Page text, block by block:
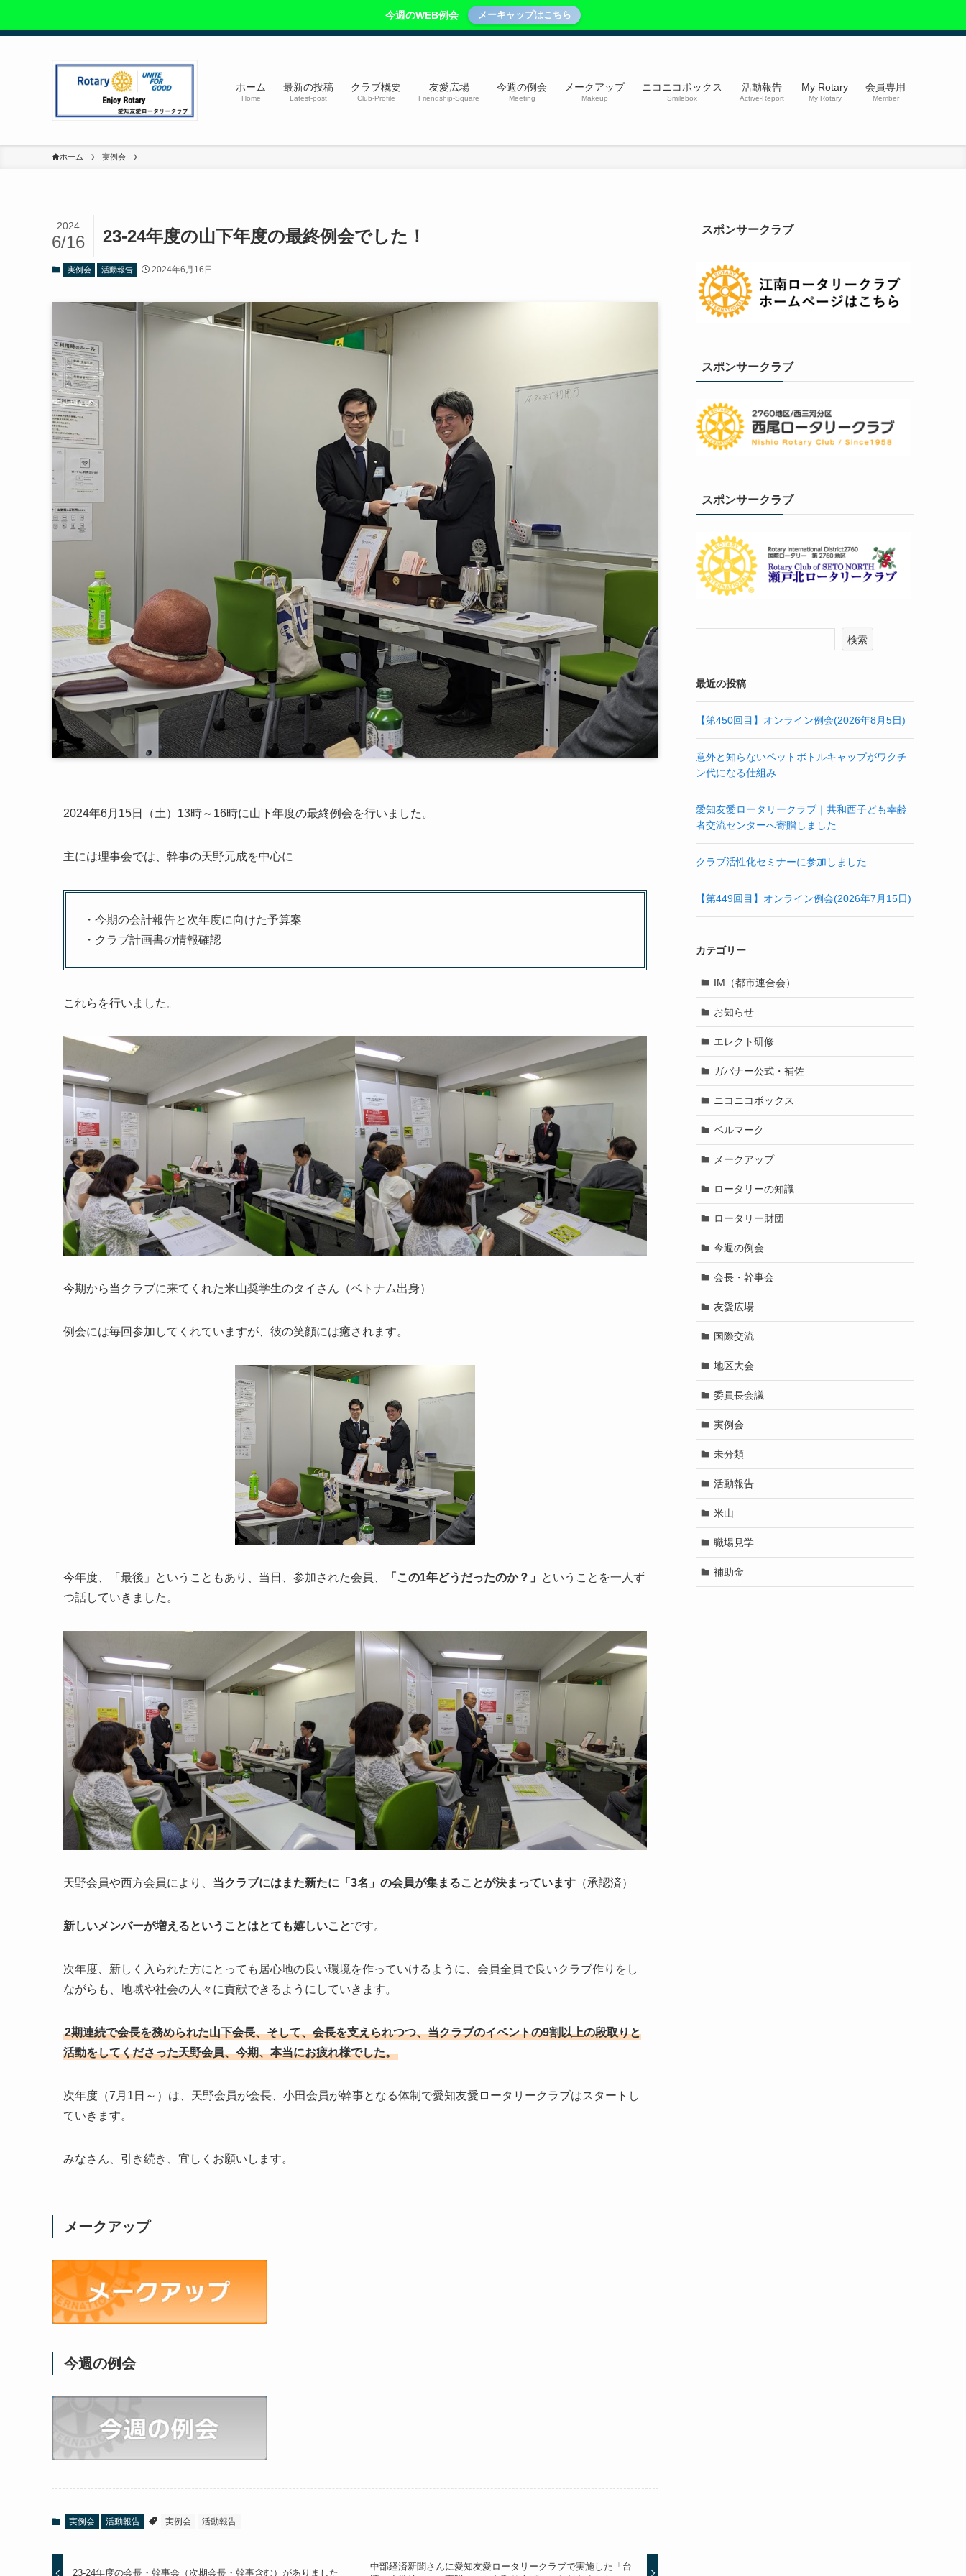
今週のWEB例会 メーキャップはこちら
ホーム
Home
最新の投稿
Latest-post
クラブ概要
Club-Profile
友愛広場
Friendship-Square
今週の例会
Meeting
メークアップ
Makeup
ニコニコボックス
Smilebox
活動報告
Active-Report
My Rotary
My Rotary
会員専用
Member
ホーム 実例会
23-24年度の山下年度の最終例会でした！
2024
6/16
実例会 活動報告 2024年6月16日
2024年6月15日（土）13時～16時に山下年度の最終例会を行いました。
主には理事会では、幹事の天野元成を中心に
・今期の会計報告と次年度に向けた予算案
・クラブ計画書の情報確認
これらを行いました。
今期から当クラブに来てくれた米山奨学生のタイさん（ベトナム出身）
例会には毎回参加してくれていますが、彼の笑顔には癒されます。
今年度、「最後」ということもあり、当日、参加された会員、 「この1年どうだったのか？」
ということを一人ず
つ話していきました。
天野会員や西方会員により、 当クラブにはまた新たに「3名」の会員が集まることが決まっています （承認済）
新しいメンバーが増えるということはとても嬉しいことです。
次年度、新しく入られた方にとっても居心地の良い環境を作っていけるように、会員全員で良いクラブ作りをし
ながらも、地域や社会の人々に貢献できるようにしていきます。
2期連続で会長を務められた山下会長、そして、会長を支えられつつ、当クラブのイベントの9割以上の段取りと
活動をしてくださった天野会員、今期、本当にお疲れ様でした。
次年度（7月1日～）は、天野会員が会長、小田会員が幹事となる体制で愛知友愛ロータリークラブはスタートし
ていきます。
みなさん、引き続き、宜しくお願いします。
メークアップ
今週の例会
実例会 活動報告 実例会 活動報告
23-24年度の会長・幹事会（次期会長・幹事含む）がありました
中部経済新聞さんに愛知友愛ロータリークラブで実施した「台
スポンサークラブ
スポンサークラブ
スポンサークラブ
検索
最近の投稿
【第450回目】オンライン例会(2026年8月5日)
意外と知らないペットボトルキャップがワクチ
ン代になる仕組み
愛知友愛ロータリークラブ｜共和西子ども幸齢
者交流センターへ寄贈しました
クラブ活性化セミナーに参加しました
【第449回目】オンライン例会(2026年7月15日)
カテゴリー
IM（都市連合会）
お知らせ
エレクト研修
ガバナー公式・補佐
ニコニコボックス
ベルマーク
メークアップ
ロータリーの知識
ロータリー財団
今週の例会
会長・幹事会
友愛広場
国際交流
地区大会
委員長会議
実例会
未分類
活動報告
米山
職場見学
補助金